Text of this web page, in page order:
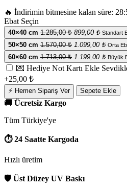
🔥 İndirimin bitmesine kalan süre:
Ebat Seçin
40×40 cm 1.285,00 ₺ 899,00 ₺ Standart
50×50 cm 1.570,00 ₺ 1.099,00 ₺ Orta
60×60 cm 1.713,00 ₺ 1.199,00 ₺ Büyük
💌 Hediye Not Kartı Ekle
+25,00 ₺
⚡ Hemen Sipariş Ver Sepete Ekle
🚚 Ücretsiz Kargo
Tüm Türkiye'ye
⏱ 24 Saatte Kargoda
Hızlı üretim
🛡 Üst Düzey UV Baskı